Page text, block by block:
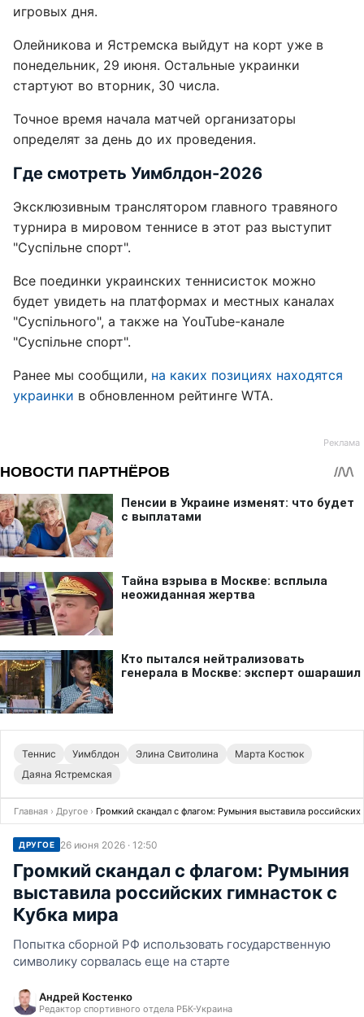
игровых дня.
Олейникова и Ястремска выйдут на корт уже в
понедельник, 29 июня. Остальные украинки
стартуют во вторник, 30 числа.
Точное время начала матчей организаторы
определят за день до их проведения.
Где смотреть Уимблдон-2026
Эксклюзивным транслятором главного травяного
турнира в мировом теннисе в этот раз выступит
"Суспільне спорт".
Все поединки украинских теннисисток можно
будет увидеть на платформах и местных каналах
"Суспільного", а также на YouTube-канале
"Суспільне спорт".
Ранее мы сообщили, на каких позициях находятся
украинки в обновленном рейтинге WTA.
Теннис Уимблдон Элина Свитолина
Марта Костюк
Даяна Ястремская
Главная › Другое › Громкий скандал с флагом: Румыния выставила
ДРУГОЕ 26 июня 2026 · 12:50
Громкий скандал с флагом: Румыния
выставила российских гимнасток с
Кубка мира
Попытка сборной РФ использовать государственную
символику сорвалась еще на старте
Андрей Костенко
Редактор спортивного отдела РБК-Украина